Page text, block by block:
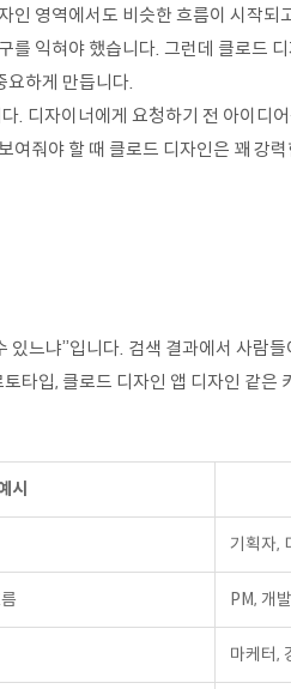
영역에서도 비슷한 흐름이 시작되
익혀야 했습니다. 그런데 클로드
요하게 만듭니다.
. 디자이너에게 요청하기 전 아이디
줘야 할 때 클로드 디자인은 꽤 강
느냐”입니다. 검색 결과에서 사람
타입, 클로드 디자인 앱 디자인 같은
시
기획자,
PM, 개
마케터,